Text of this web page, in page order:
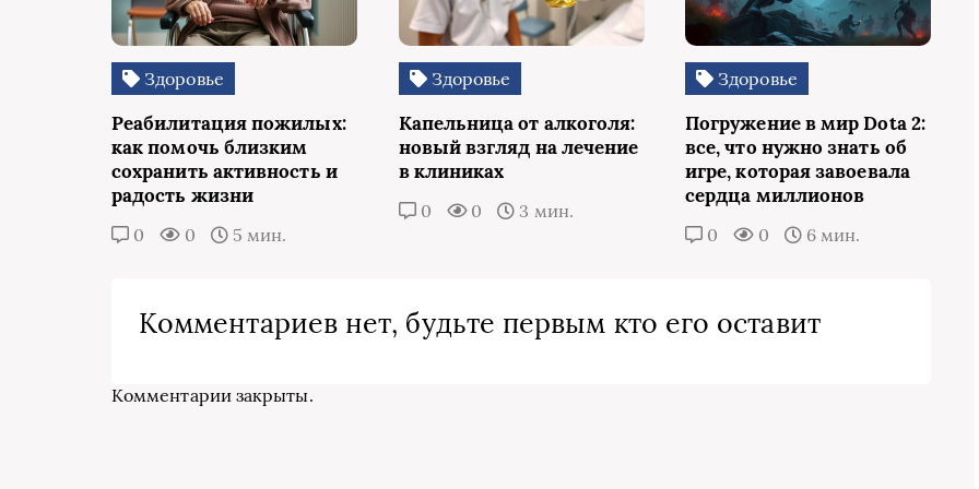
Здоровье
Реабилитация пожилых:
как помочь близким
сохранить активность и
радость жизни
0 0 5 мин.
Здоровье
Капельница от алкоголя:
новый взгляд на лечение
в клиниках
0 0 3 мин.
Здоровье
Погружение в мир Dota 2:
все, что нужно знать об
игре, которая завоевала
сердца миллионов
0 0 6 мин.
Комментариев нет, будьте первым кто его оставит
Комментарии закрыты.